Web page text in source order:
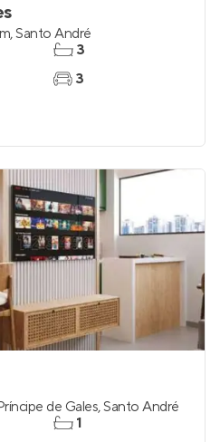
,Santo André
3
3
de Gales,Santo André
1